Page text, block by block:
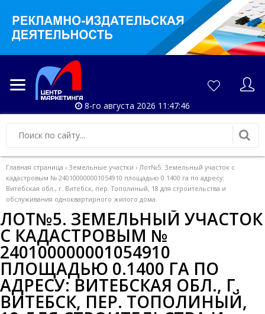
8-го августа 2026 11:47:46
Главная страница › Земельные участки › Лот№5. Земельный участок с
кадастровым № 240100000001054910 площадью 0.1400 га по адресу:
Витебская обл., г. Витебск, пер. Тополиный, 18 для строительства и
обслуживания одноквартирного жилого дома.
ЛОТ№5. ЗЕМЕЛЬНЫЙ УЧАСТОК
С КАДАСТРОВЫМ №
240100000001054910
ПЛОЩАДЬЮ 0.1400 ГА ПО
АДРЕСУ: ВИТЕБСКАЯ ОБЛ., Г.
ВИТЕБСК, ПЕР. ТОПОЛИНЫЙ,